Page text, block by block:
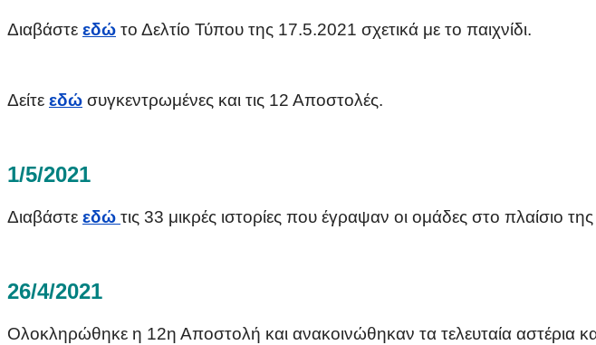
Διαβάστε εδώ το Δελτίο Τύπου της 17.5.2021 σχετικά με το παιχνίδι.
Δείτε εδώ συγκεντρωμένες και τις 12 Αποστολές.
1/5/2021
Διαβάστε εδώ τις 33 μικρές ιστορίες που έγραψαν οι ομάδες στο πλαίσιο
26/4/2021
Ολοκληρώθηκε η 12η Αποστολή και ανακοινώθηκαν τα τελευταία αστέρια